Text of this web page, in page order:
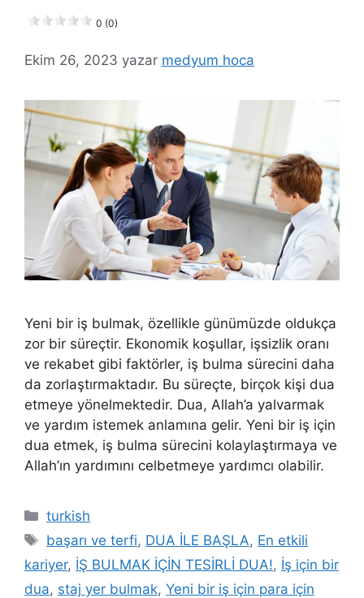
0 (0)
Ekim 26, 2023 yazar medyum hoca
Yeni bir iş bulmak, özellikle günümüzde oldukça
zor bir süreçtir. Ekonomik koşullar, işsizlik oranı
ve rekabet gibi faktörler, iş bulma sürecini daha
da zorlaştırmaktadır. Bu süreçte, birçok kişi dua
etmeye yönelmektedir. Dua, Allah’a yalvarmak
ve yardım istemek anlamına gelir. Yeni bir iş için
dua etmek, iş bulma sürecini kolaylaştırmaya ve
Allah’ın yardımını celbetmeye yardımcı olabilir.
turkish
başarı ve terfi, DUA İLE BAŞLA, En etkili
kariyer, İŞ BULMAK İÇİN TESİRLİ DUA!, İş için bir
dua, staj yer bulmak, Yeni bir iş için para için